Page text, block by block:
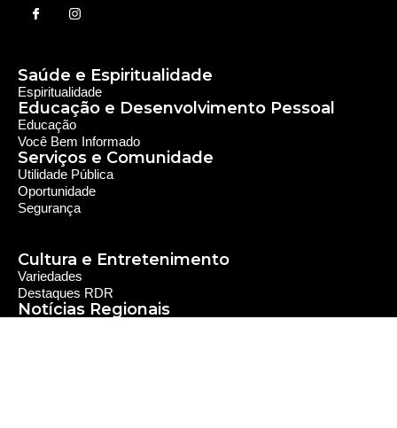
Saúde e Espiritualidade
Espiritualidade
Educação e Desenvolvimento Pessoal
Educação
Você Bem Informado
Serviços e Comunidade
Utilidade Pública
Oportunidade
Segurança
Cultura e Entretenimento
Notícias Regionais
Variedades
Destaques RDR